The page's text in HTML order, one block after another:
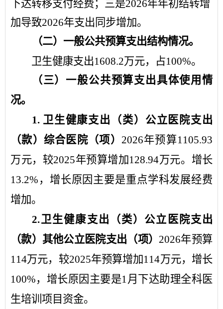
下达转移支付经费；三是2026年年初结转增
加导致2026年支出同步增加。
（二）一般公共预算支出结构情况。
卫生健康支出1608.2万元，占100%。
（三）一般公共预算支出具体使用情
况。
1. 卫生健康支出 （类） 公立医院支出
（款） 综合医院 （项） 2026年预算1105.93
万元， 较2025年预算增加128.94万元。 增长
13.2% ，增长原因主要是重点学科发展经费
增加。
2.卫生健康支出 （类） 公立医院支出
（款） 其他公立医院支出 （项） 2026年预算
114万元， 较2025年预算增加114万元，增长
100%，增长原因主要是1月下达助理全科医
生培训项目资金。